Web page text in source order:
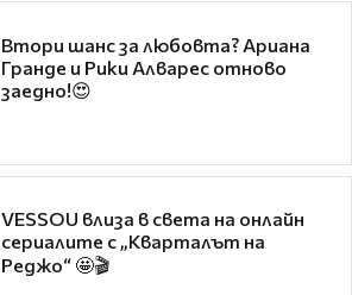
Втори шанс за любовта? Ариана
Гранде и Рики Алварес отново
заедно!😍
VESSOU влиза в света на онлайн
сериалите с „Кварталът на
Реджо“ 🤩🎬